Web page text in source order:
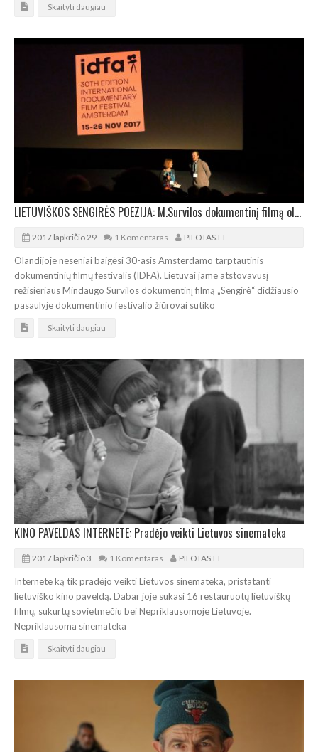
Skaityti daugiau
LIETUVIŠKOS SENGIRĖS POEZIJA: M.Survilos dokumentinį filmą olandai sutiko ovacijomis
2017 lapkričio 29 1 Komentaras PILOTAS.LT
Olandijoje neseniai baigėsi 30-asis Amsterdamo tarptautinis
dokumentinių filmų festivalis (IDFA). Lietuvai jame atstovavusį
režisieriaus Mindaugo Survilos dokumentinį filmą „Sengirė“ didžiausio
pasaulyje dokumentinio festivalio žiūrovai sutiko
Skaityti daugiau
KINO PAVELDAS INTERNETE: Pradėjo veikti Lietuvos sinemateka
2017 lapkričio 3 1 Komentaras PILOTAS.LT
Internete ką tik pradėjo veikti Lietuvos sinemateka, pristatanti
lietuviško kino paveldą. Dabar joje sukasi 16 restauruotų lietuviškų
filmų, sukurtų sovietmečiu bei Nepriklausomoje Lietuvoje.
Nepriklausoma sinemateka
Skaityti daugiau